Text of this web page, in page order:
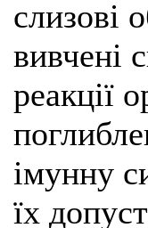
слизові
вивчені
реакції
імунну
їх